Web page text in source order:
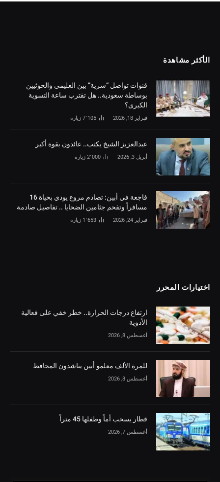
الأكثر مشاهدة
قنوات تواصل “سرية” بين العليمي والحوثيين
بوساطة سعودية.. هل تقترب ساعة التسوية
الكبرى؟
فبراير 18, 2026 7٬105 زيارة
‏عبدالعزيز الشيخ يكتب.. عائدون بقوة أكبر
أبريل 3, 2026 2٬000 زيارة
فاجعة في أبين: تصادم مروع يودي بحياة 16
مسافراً وتفحم جثامين الضحايا .. تفاصيل صادمة
فبراير 24, 2026 1٬653 زيارة
اختيارات المحرر
ارتفاع درجات الحرارة.. خطر خفي على فعالية
الأدوية
أغسطس 8, 2026
للمرة الألف معلمو أبين يناشدون المحافظ
أغسطس 8, 2026
قطار يسحب أماً وطفلها 45 متراً
أغسطس 7, 2026